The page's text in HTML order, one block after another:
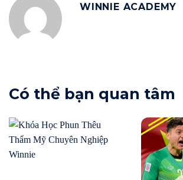
WINNIE ACADEMY
Có thể bạn quan tâm